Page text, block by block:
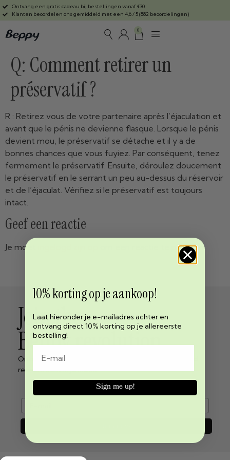
Ontvang een gratis cadeau bij bestellingen vanaf €30
Klanten beoordelen ons gemiddeld met een 4,6 / 5 (882 beoordelingen)
0
Q: Comment retirer un
préservatif ?
R : Retirez vous de votre partenaire après l’éjaculation et
avant que le pénis ne devienne flasque. Lorsque le pénis
devient mou, le préservatif se détache et il y a de
bonnes chances que vous fuyiez. Par conséquent, tenez
fermement le préservatif. Ensuite, déroulez doucement
le préservatif en le serrant un peu au-dessus du réservoir
et de l’éjaculat. Vérifiez si le préservatif est toujours
intact.
Geef een reactie
Je moet om een reactie te plaatsen.
Join the
Beppy revolution
Ontvang het laatste nieuws over menstruatie vrijheid
rechtstreeks in je inbox!
e-mail
10% korting op je aankoop!
Laat hieronder je e-mailadres achter en
ontvang direct 10% korting op je allereerste
bestelling!
Sign me up!